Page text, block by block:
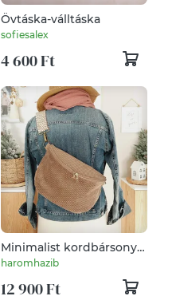
Övtáska-válltáska
sofiesalex
4 600 Ft
Minimalist kordbársony
övtáska - Hip Bag MAXI
kordbársony
haromhazib
12 900 Ft